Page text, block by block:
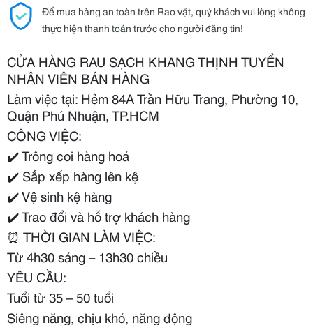
Để mua hàng an toàn trên Rao vặt, quý khách vui lòng không
thực hiện thanh toán trước cho người đăng tin!
CỬA HÀNG RAU SẠCH KHANG THỊNH TUYỂN
NHÂN VIÊN BÁN HÀNG
Làm việc tại: Hẻm 84A Trần Hữu Trang, Phường 10,
Quận Phú Nhuận, TP.HCM
CÔNG VIỆC:
✔️Trông coi hàng hoá
✔️ Sắp xếp hàng lên kệ
✔️Vệ sinh kệ hàng
✔️Trao đổi và hỗ trợ khách hàng
⏰ THỜI GIAN LÀM VIỆC:
Từ 4h30 sáng – 13h30 chiều
YÊU CẦU:
Tuổi từ 35 – 50 tuổi
Siêng năng, chịu khó, năng động